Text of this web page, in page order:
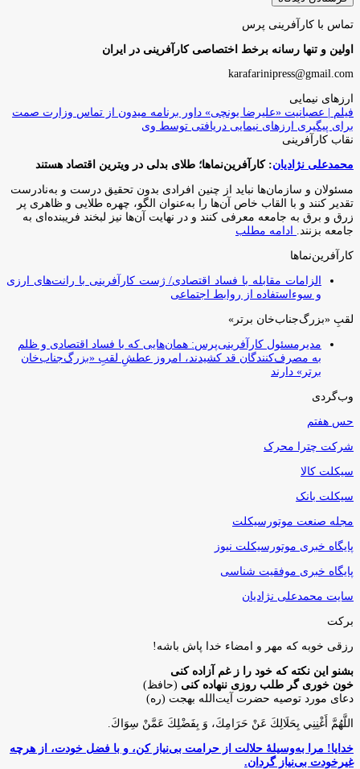
تماس با کارآفرینی پرس
اولین و تنها رسانه برخط اختصاصی کارآفرینی در ایران
karafarinipress@gmail.com
ارزهای نیمایی
فیلم | عصبانیت «علیرضا یونچی» داور برنامه میدون از تماس وزارت صمت
برای پیگیری ارزهای نیمایی دریافتی توسط وی
نقاب کارآفرینی
محمدعلی نژادیان: کارآفرین‌نماها؛ طلای بدلی در ویترین اقتصاد هستند
مسئولان و سازمان‌ها نباید از چنین افرادی بدون تحقیق درست و به‌نادرست
تقدیر کنند و با القاب خاص آ‌ن‌ها را به‌عنوان الگو، چهره طلایی و ظاهری پر
زرق و برق به جامعه معرفی کنند و در نهایت آن‌ها نیز لبخند فریبنده‌ای به
جامعه بزنند.
ادامه مطلب
کارآفرین‌نماها
الزامات مقابله با فساد اقتصادی/ ژست کارآفرینی با رانت‌های ارزی
و سوءاستفاده از روابط اجتماعی
لقبِ «بزرگ‌جناب‌خان برتر»
مدیرمسئول کارآفرینی‌پرس: همان‌هایی که با فساد اقتصادی و ظلم
به مصرف‌کنندگان قد کشیدند، امروز عطشِ لقبِ «بزرگ‌جناب‌خان
برتر» دارند
وب‌گردی
حس هفتم
شرکت چترا محرک
سیکلت کالا
سیکلت بانک
مجله صنعت موتورسیکلت
پایگاه خبری موتورسیکلت نیوز
پایگاه خبری موفقیت شناسی
سایت محمدعلی نژادیان
برکت
رزقی خوبه كه مهر و امضاء خدا پاش باشه!
بشنو این نکته که خود را ز غم آزاده کنی
خون خوری گر طلب روزی ننهاده کنی (حافظ)
دعای مورد توصیه حضرت آیت‌الله بهجت (ره)
اللَّهُمَّ أَغْنِنِي بِحَلَالِكَ عَنْ حَرَامِكَ، وَ بِفَضْلِكَ عَمَّنْ سِوَاكَ‏.
خدایا! مرا به‌وسیلۀ حلالت از حرامت بی‌نیاز کن، و با فضل خودت، از هرچه
غیرخودت بی‌نیاز گردان.